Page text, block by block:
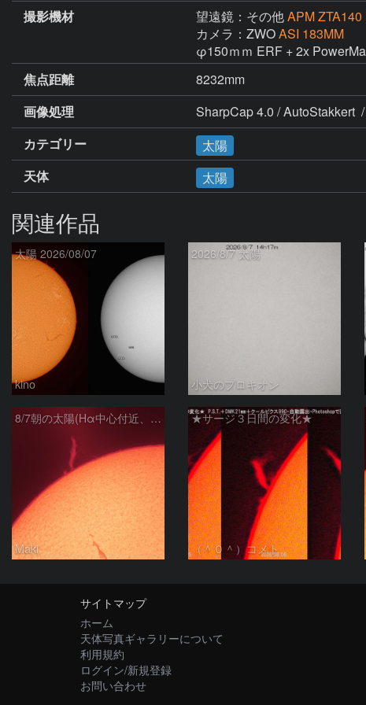
撮影機材 望遠鏡：その他APM ZTA140
カメラ：ZWOASI 183MM
φ150ｍｍ ERF + 2x
焦点距離
8232mm
画像処理
SharpCap 4.0 / AutoStakkert
カテゴリー
太陽
天体
太陽
関連作品
太陽 2026/08/07
kino
2026/8/7 太陽
小犬のプロキオン
8/7朝の太陽(Hα中心付近、プロミネンス)
Maki
★サージ３日間の変化★
（＾０＾）コメト
サイトマップ
ホーム
天体写真ギャラリーについて
利用規約
ログイン/新規登録
お問い合わせ